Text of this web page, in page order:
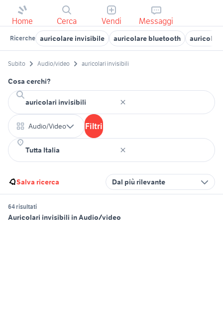
Home Cerca Vendi Messaggi
Ricerche auricolare invisibile auricolare bluetooth
Subito Audio/video auricolari invisibili
Cosa cerchi?
Audio/Video Filtri
Salva ricerca Dal più rilevante
64 risultati
Auricolari invisibili in Audio/video